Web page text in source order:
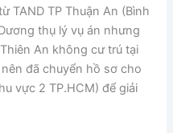
TAND TP Thuận An (Bình
thụ lý vụ án nhưng
An không cư trú tại
đã chuyển hồ sơ cho
vực 2 TP.HCM) để giải